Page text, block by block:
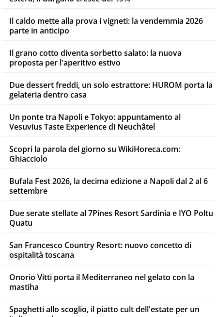
Il caldo mette alla prova i vigneti: la vendemmia 2026
parte in anticipo
Il grano cotto diventa sorbetto salato: la nuova
proposta per l'aperitivo estivo
Due dessert freddi, un solo estrattore: HUROM porta la
gelateria dentro casa
Un ponte tra Napoli e Tokyo: appuntamento al
Vesuvius Taste Experience di Neuchâtel
Scopri la parola del giorno su WikiHoreca.com:
Ghiacciolo
Bufala Fest 2026, la decima edizione a Napoli dal 2 al 6
settembre
Due serate stellate al 7Pines Resort Sardinia e IYO Poltu
Quatu
San Francesco Country Resort: nuovo concetto di
ospitalità toscana
Onorio Vitti porta il Mediterraneo nel gelato con la
mastiha
Spaghetti allo scoglio, il piatto cult dell'estate per un